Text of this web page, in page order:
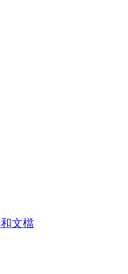
文檔